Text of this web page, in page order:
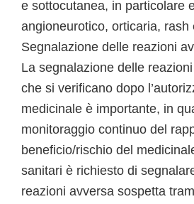
e sottocutanea, in particolare
angioneurotico, orticaria, rash
Segnalazione delle reazioni
La segnalazione delle
che si verificano dopo
medicinale è importante, in
monitoraggio continuo del
beneficio/rischio del
sanitari è richiesto di
reazioni avversa sospetta